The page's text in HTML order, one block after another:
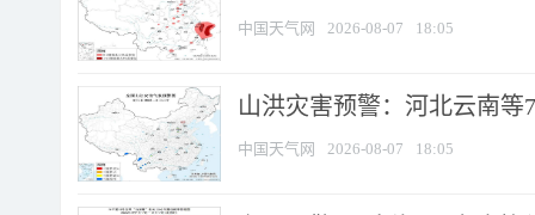
中国天气网 2026-08-07 18:05
山洪灾害预警：河北云南
中国天气网 2026-08-07 18:05